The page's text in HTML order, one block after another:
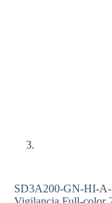
SD3A200-GN-HI-A-